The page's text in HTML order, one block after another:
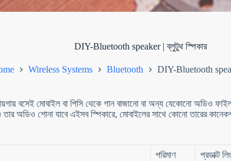
DIY-Bluetooth speaker | ব্লুটুথ স্পিকার
Wireless Systems Bluetooth DIY-Bluetooth
বসেই মোবাইল বা পিসি থেকে গান বাজানো বা অন্য যেকোনো অডিও
অডিও শোনা যাবে এইসব স্পিকারে, মোবাইলের সাথে কোনো তারের
পরিমাণ প্রডাক্ট